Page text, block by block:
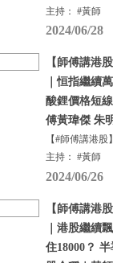
主持： #黃師
2024/06/28
【師傅講港
｜恒指繼續
酸鋰價格短
傅黃瑋傑 朱
【#師傅講港
主持： #黃師
2024/06/26
【師傅講港
｜港股繼續
住18000？